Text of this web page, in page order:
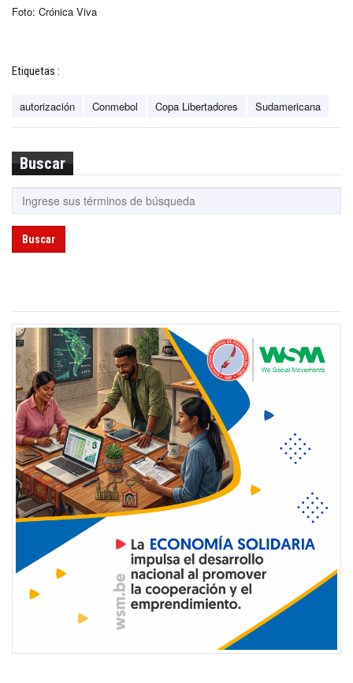
Foto: Crónica Viva
Etiquetas :
autorización Conmebol Copa Libertadores Sudamericana
Buscar
Buscar